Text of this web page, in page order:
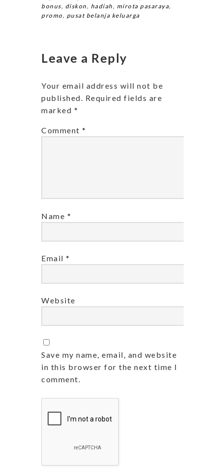
bonus, diskon, hadiah, mirota pasaraya,
promo, pusat belanja keluarga
Leave a Reply
Your email address will not be
published. Required fields are
marked *
Comment *
Name *
Email *
Website
Save my name, email, and website
in this browser for the next time I
comment.